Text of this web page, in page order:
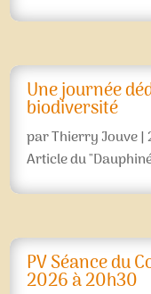
Une journée
biodiversité
parThierry Jouve|
Article du
PV Séance du
2026 à 20h30